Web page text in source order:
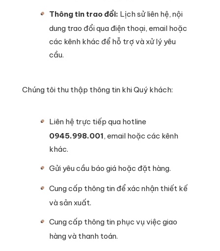
Thông tin trao đổi: Lịch sử liên hệ, nội
dung trao đổi qua điện thoại, email hoặc
các kênh khác để hỗ trợ và xử lý yêu
cầu.
Chúng tôi thu thập thông tin khi Quý khách:
Liên hệ trực tiếp qua hotline
0945.998.001, email hoặc các kênh
khác.
Gửi yêu cầu báo giá hoặc đặt hàng.
Cung cấp thông tin để xác nhận thiết kế
và sản xuất.
Cung cấp thông tin phục vụ việc giao
hàng và thanh toán.